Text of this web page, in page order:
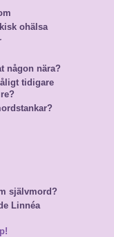
ohälsa
någon nära?
tidigare
självmord?
Linnéa